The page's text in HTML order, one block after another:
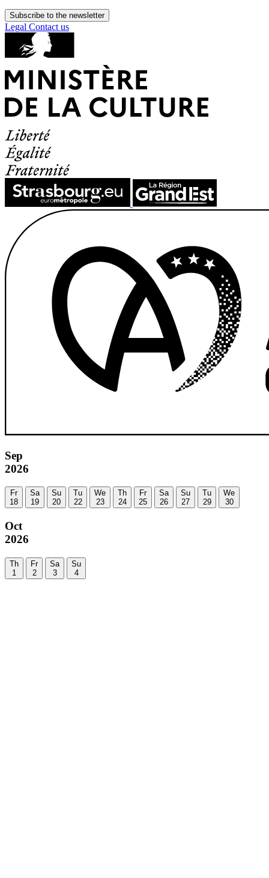
Subscribe to the newsletter
Legal Contact us
Sep
2026
Fr
18
Sa
19
Su
20
Tu
22
We
23
Th
24
Fr
25
Sa
26
Su
27
Tu
29
We
30
Oct
2026
Th
1
Fr
2
Sa
3
Su
4